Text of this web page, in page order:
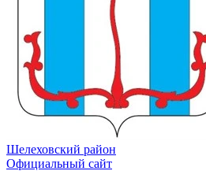
Шелеховский район
Официальный сайт